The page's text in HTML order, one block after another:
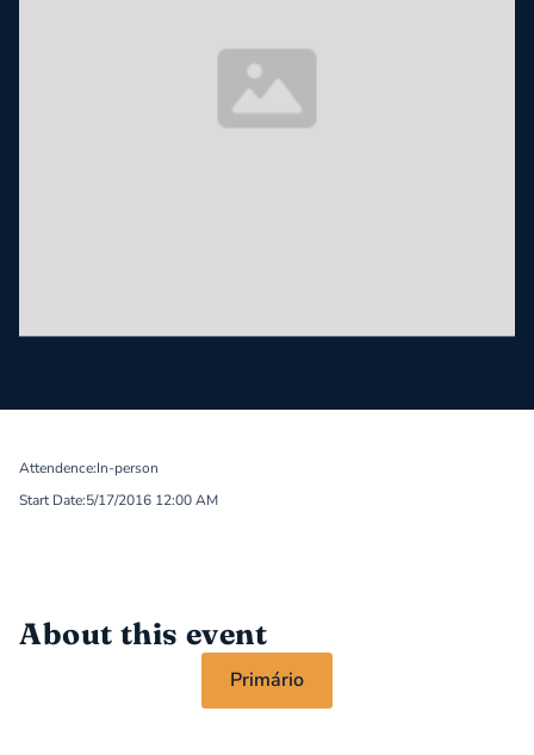
Attendence:In-person
Start Date:5/17/2016 12:00 AM
About this event
Primário